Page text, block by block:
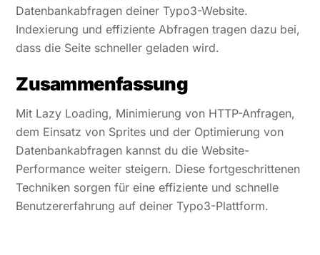
Datenbankabfragen deiner Typo3-Website.
Indexierung und effiziente Abfragen tragen dazu bei,
dass die Seite schneller geladen wird.
Zusammenfassung
Mit Lazy Loading, Minimierung von HTTP-Anfragen,
dem Einsatz von Sprites und der Optimierung von
Datenbankabfragen kannst du die Website-
Performance weiter steigern. Diese fortgeschrittenen
Techniken sorgen für eine effiziente und schnelle
Benutzererfahrung auf deiner Typo3-Plattform.